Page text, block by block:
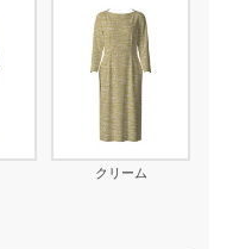
クリーム